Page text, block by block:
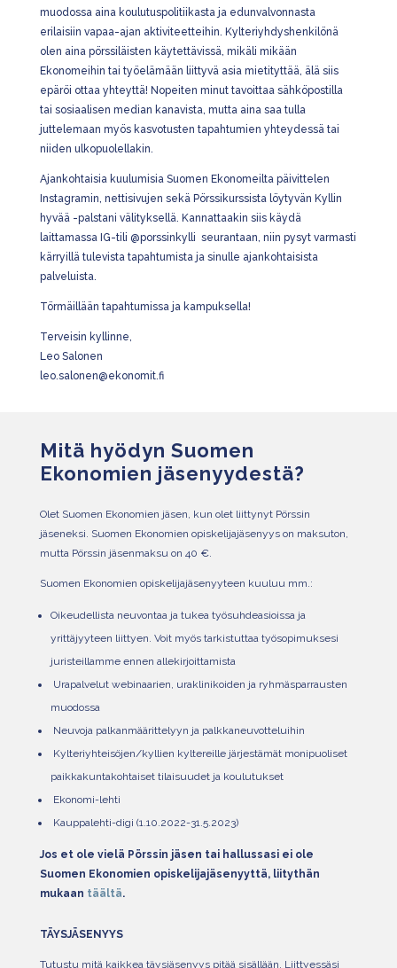
muodossa aina koulutuspolitiikasta ja edunvalvonnasta
erilaisiin vapaa-ajan aktiviteetteihin. Kylteriyhdyshenkilönä
olen aina pörssiläisten käytettävissä, mikäli mikään
Ekonomeihin tai työelämään liittyvä asia mietityttää, älä siis
epäröi ottaa yhteyttä! Nopeiten minut tavoittaa sähköpostilla
tai sosiaalisen median kanavista, mutta aina saa tulla
juttelemaan myös kasvotusten tapahtumien yhteydessä tai
niiden ulkopuolellakin.
Ajankohtaisia kuulumisia Suomen Ekonomeilta päivittelen
Instagramin, nettisivujen sekä Pörssikurssista löytyvän Kyllin
hyvää -palstani välityksellä. Kannattaakin siis käydä
laittamassa IG-tili @porssinkylli seurantaan, niin pysyt varmasti
kärryillä tulevista tapahtumista ja sinulle ajankohtaisista
palveluista.
Törmäillään tapahtumissa ja kampuksella!
Terveisin kyllinne,
Leo Salonen
leo.salonen@ekonomit.fi
Mitä hyödyn Suomen
Ekonomien jäsenyydestä?
Olet Suomen Ekonomien jäsen, kun olet liittynyt Pörssin
jäseneksi. Suomen Ekonomien opiskelijajäsenyys on maksuton,
mutta Pörssin jäsenmaksu on 40 €.
Suomen Ekonomien opiskelijajäsenyyteen kuuluu mm.:
Oikeudellista neuvontaa ja tukea työsuhdeasioissa ja
yrittäjyyteen liittyen. Voit myös tarkistuttaa työsopimuksesi
juristeillamme ennen allekirjoittamista
Urapalvelut webinaarien, uraklinikoiden ja ryhmäsparrausten
muodossa
Neuvoja palkanmäärittelyyn ja palkkaneuvotteluihin
Kylteriyhteisöjen/kyllien kyltereille järjestämät monipuoliset
paikkakuntakohtaiset tilaisuudet ja koulutukset
Ekonomi-lehti
Kauppalehti-digi (1.10.2022-31.5.2023)
Jos et ole vielä Pörssin jäsen tai hallussasi ei ole
Suomen Ekonomien opiskelijajäsenyyttä, liitythän
mukaan täältä.
TÄYSJÄSENYYS
Tutustu mitä kaikkea täysjäsenyys pitää sisällään. Liittyessäsi